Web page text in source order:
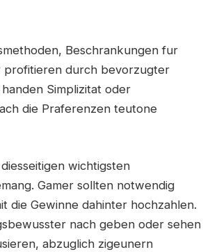
Beschrankungen fur
profitieren durch bevorzugter
Simplizitat oder
die Praferenzen teutone
wichtigsten
Gamer sollten notwendig
die Gewinne dahinter hochzahlen.
nach geben oder sehen
abzuglich zigeunern